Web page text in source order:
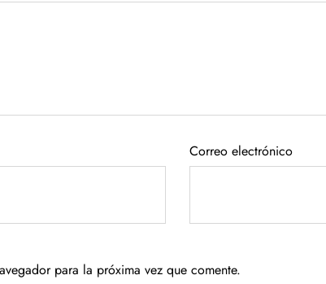
Correo electrónico
para la próxima vez que comente.